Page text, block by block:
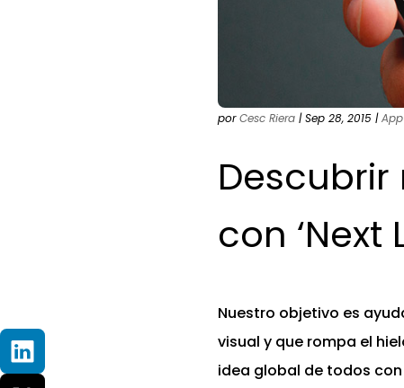
con ‘Next
porCesc Riera |Sep 28, 2015 |
Nuestro objetivo es
visual y que rompa el
idea global de todos